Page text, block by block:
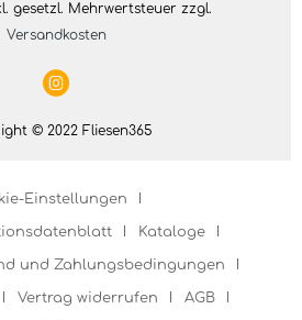
gesetzl. Mehrwertsteuer zzgl.
Versandkosten
© 2022 Fliesen365
Einstellungen
Kataloge
und Zahlungsbedingungen
Vertrag widerrufen AGB